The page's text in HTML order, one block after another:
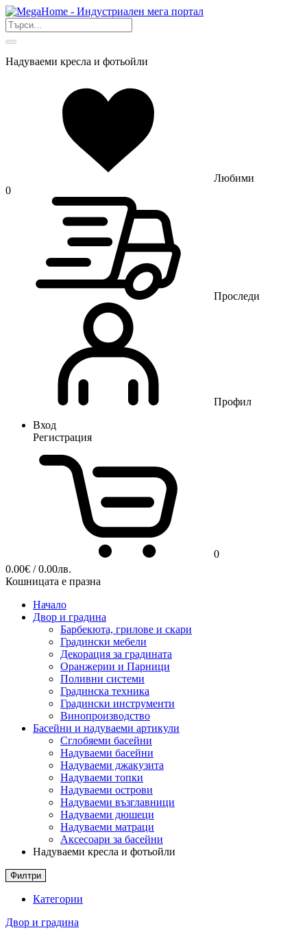
Надуваеми кресла и фотьойли
Любими
0
Проследи
Профил
Вход
Регистрация
0
0.00€ / 0.00лв.
Кошницата е празна
Начало
Двор и градина
Барбекюта, грилове и скари
Градински мебели
Декорация за градината
Оранжерии и Парници
Поливни системи
Градинска техника
Градински инструменти
Винопроизводство
Басейни и надуваеми артикули
Сглобяеми басейни
Надуваеми басейни
Надуваеми джакузита
Надуваеми топки
Надуваеми острови
Надуваеми възглавници
Надуваеми дюшеци
Надуваеми матраци
Аксесоари за басейни
Надуваеми кресла и фотьойли
Филтри
Категории
Двор и градина